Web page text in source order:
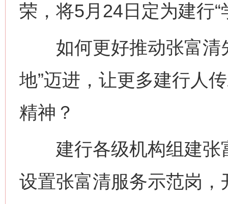
荣，将5月24日定为建行“
如何更好推动张富清先
地”迈进，让更多建行人
精神？
建行各级机构组建张
设置张富清服务示范岗